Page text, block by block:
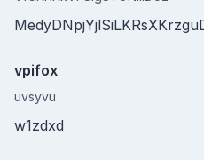
vpifox
uvsyvu
w1zdxd